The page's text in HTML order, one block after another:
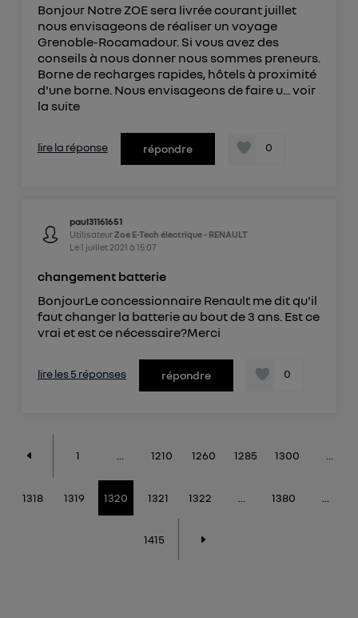
Bonjour Notre ZOE sera livrée courant juillet
nous envisageons de réaliser un voyage
Grenoble-Rocamadour. Si vous avez des
conseils à nous donner nous sommes preneurs.
Borne de recharges rapides, hôtels à proximité
d'une borne. Nous envisageons de faire u... voir
la suite
lire la réponse répondre 0
paul31161651
UtilisateurZoe E-Tech électrique - RENAULT
Le1 juillet 2021 à 15:07
changement batterie
BonjourLe concessionnaire Renault me dit qu'il
faut changer la batterie au bout de 3 ans. Est ce
vrai et est ce nécessaire?Merci
lire les 5 réponses répondre 0
1 1210 1260 1285 1300
1318 1319 1320 1321 1322 1380
1415